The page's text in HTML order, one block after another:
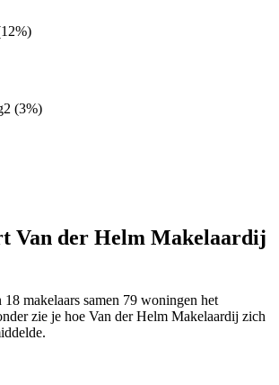
2 (3%)
Van der Helm Makelaardij
makelaars samen 79 woningen het
zie je hoe Van der Helm Makelaardij zich